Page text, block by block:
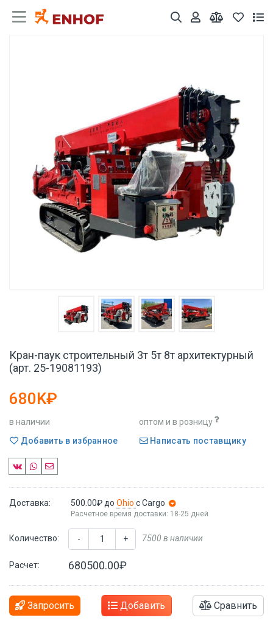
Кран-паук строительный 3т 5т 8т архитектурный
(арт. 25-19081193)
680K₽
в наличии
оптом и в розницу
Добавить в избранное
Написать поставщику
Доставка: 500.00₽ до Ohio с Cargo
Расчетное время доставки: 18-25 дней
Количество: - + 7500 в наличии
Расчет: 680500.00₽
Запросить Добавить Сравнить